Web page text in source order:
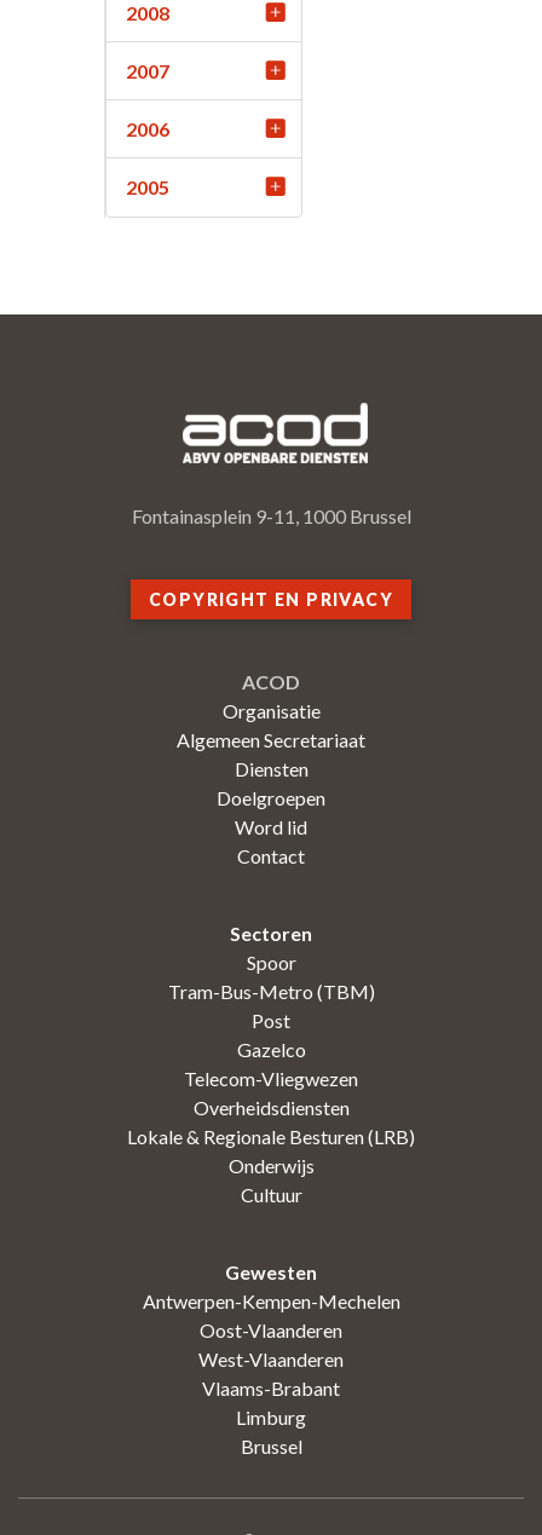
2008
2007
2006
2005
Fontainasplein 9-11, 1000 Brussel
COPYRIGHT EN PRIVACY
ACOD
Organisatie
Algemeen Secretariaat
Diensten
Doelgroepen
Word lid
Contact
Sectoren
Spoor
Tram-Bus-Metro (TBM)
Post
Gazelco
Telecom-Vliegwezen
Overheidsdiensten
Lokale & Regionale Besturen (LRB)
Onderwijs
Cultuur
Gewesten
Antwerpen-Kempen-Mechelen
Oost-Vlaanderen
West-Vlaanderen
Vlaams-Brabant
Limburg
Brussel